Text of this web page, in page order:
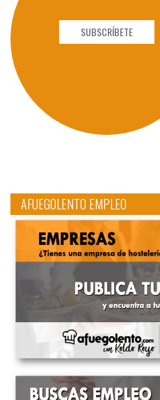
SUBSCRÍBETE
AFUEGOLENTO EMPLEO